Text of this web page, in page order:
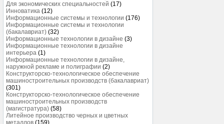
Для экономических специальностей (17)
Инноватика (12)
Информационные системы и технологии (176)
Информационные системы и технологии
(бакалавриат) (32)
Информационные технологии в дизайне (3)
Информационные технологии в дизайне
интерьера (1)
Информационные технологии в дизайне,
наружной рекламе и полиграфии (2)
Конструкторско-технологическое обеспечение
машиностроительных производств (бакалавриат)
(301)
Конструкторско-технологическое обеспечение
машиностроительных производств
(магистратура) (58)
Литейное производство черных и цветных
металлов (159)